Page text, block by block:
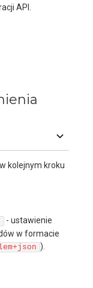
API.
kolejnym kroku
- ustawienie
w formacie
).